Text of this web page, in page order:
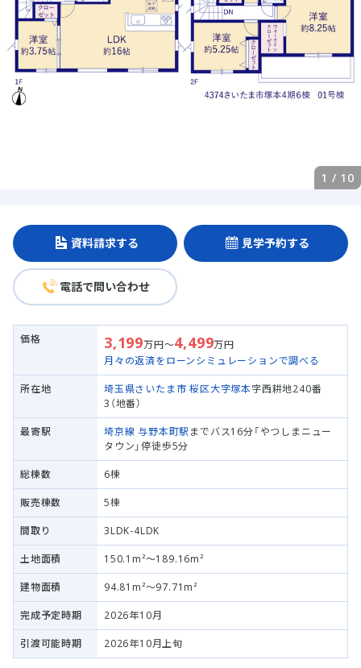
1 / 10
資料請求する 見学予約する
電話で問い合わせ
価格 3,199万円～4,499万円
月々の返済をローンシミュレーションで調べる
所在地 埼玉県さいたま市 桜区大字塚本字西耕地240番
3（地番）
最寄駅 埼京線 与野本町駅 までバス16分「やつしまニュー
タウン」停徒歩5分
総棟数 6棟
販売棟数 5棟
間取り 3LDK-4LDK
土地面積 150.1m²～189.16m²
建物面積 94.81m²～97.71m²
完成予定時期 2026年10月
引渡可能時期 2026年10月上旬